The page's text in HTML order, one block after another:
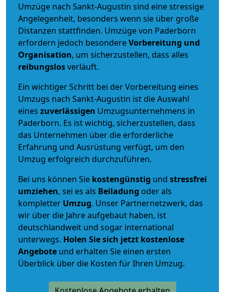
Umzüge nach Sankt-Augustin sind eine stressige
Angelegenheit, besonders wenn sie über große
Distanzen stattfinden. Umzüge von Paderborn
erfordern jedoch besondereVorbereitung und
Organisation, um sicherzustellen, dass alles
reibungslosverläuft.
Ein wichtiger Schritt bei der Vorbereitung eines
Umzugs nach Sankt-Augustin ist die Auswahl
eines zuverlässigen Umzugsunternehmens in
Paderborn. Es ist wichtig, sicherzustellen, dass
das Unternehmen über die erforderliche
Erfahrung und Ausrüstung verfügt, um den
Umzug erfolgreich durchzuführen.
Bei uns können Sie kostengünstig und stressfrei
umziehen, sei es als Beiladung oder als
kompletter Umzug. Unser Partnernetzwerk, das
wir über die Jahre aufgebaut haben, ist
deutschlandweit und sogar international
unterwegs. Holen Sie sich jetzt kostenlose
Angebote und erhalten Sie einen ersten
Überblick über die Kosten für Ihren Umzug.